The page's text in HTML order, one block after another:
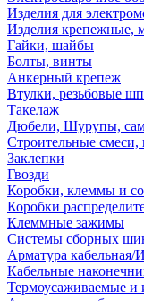
Изделия для
Изделия крепежные,
Гайки, шайбы
Болты, винты
Анкерный крепеж
Втулки, резьбовые
Такелаж
Дюбели, Шурупы,
Строительные смеси,
Заклепки
Гвозди
Коробки, клеммы и
Коробки
Клеммные зажимы
Системы сборных
Арматура
Кабельные
Термоусаживаемые и